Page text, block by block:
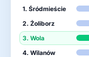
1. Śródmieście
2. Żoliborz
3. Wola
4. Wilanów